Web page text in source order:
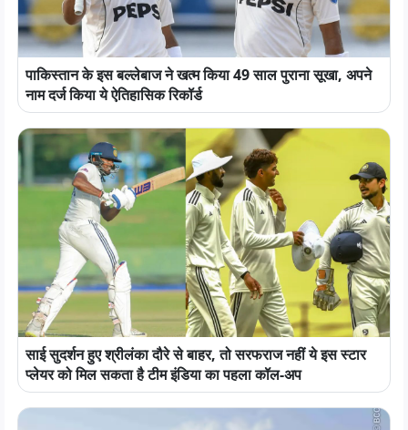
पाकिस्तान के इस बल्लेबाज ने खत्म किया 49 साल पुराना सूखा, अपने
नाम दर्ज किया ये ऐतिहासिक रिकॉर्ड
साई सुदर्शन हुए श्रीलंका दौरे से बाहर, तो सरफराज नहीं ये इस स्टार
प्लेयर को मिल सकता है टीम इंडिया का पहला कॉल-अप